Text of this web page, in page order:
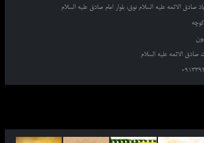
الائمه علیه السلام نوق، بلوار امام صادق علیه السلام
الائمه علیه السلام